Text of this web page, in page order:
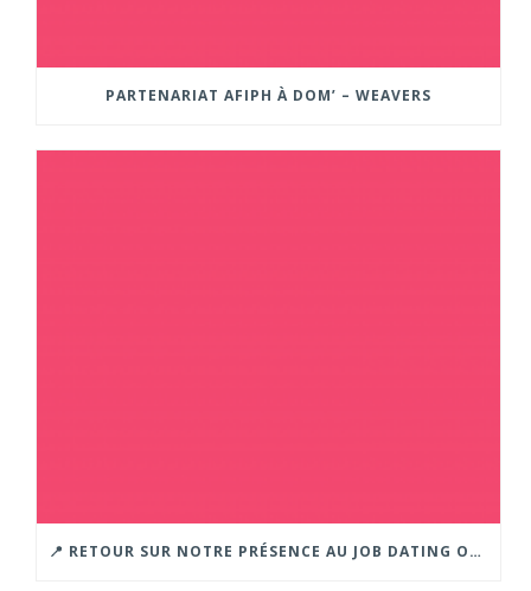
PARTENARIAT AFIPH À DOM’ – WEAVERS
📍 RETOUR SUR NOTRE PRÉSENCE AU JOB DATING ORGANISÉ PAR LA CROIX ROUGE – GRENOBLE.